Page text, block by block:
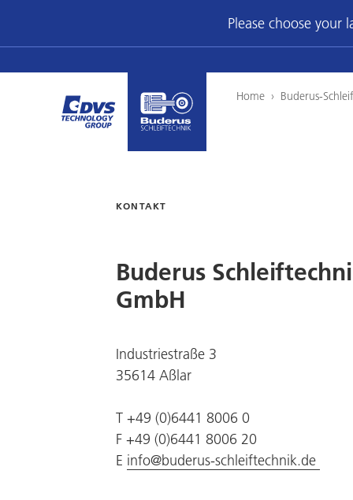
Please choose your
Home › Buderus-
KONTAKT
Buderus
GmbH
Industriestraße 3
35614 Aßlar
T +49 (0)6441 8006 0
F +49 (0)6441 8006 20
E info@buderus-schleiftechnik.de